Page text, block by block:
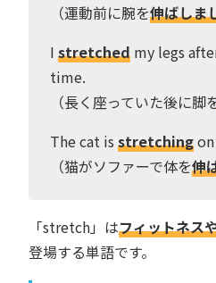
（運動前に腕を伸ばしま
I stretched my legs
time.
（長く座っていた後に脚
The cat is stretching
（猫がソファーで体を伸
「stretch」はフィットネス
登場する単語です。